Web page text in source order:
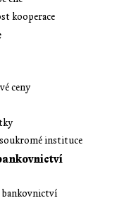
kooperace
ceny
instituce
bankovnictví